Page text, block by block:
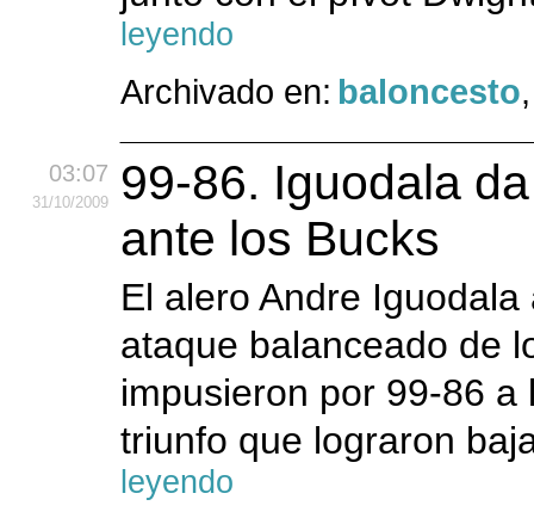
leyendo
Archivado en: baloncesto
03:07
31/10/2009
99-86. Iguodala
ante los Bucks
El alero Andre
ataque balanceado de
impusieron por 99-86
triunfo que lograron
leyendo